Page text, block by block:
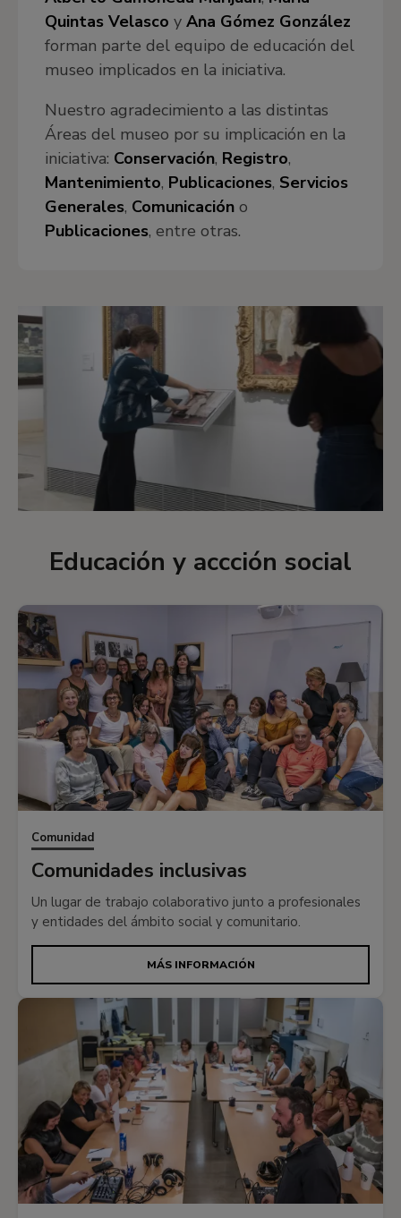
Quintas Velasco y Ana Gómez González
forman parte del equipo de educación del
museo implicados en la iniciativa.
Nuestro agradecimiento a las distintas
Áreas del museo por su implicación en la
iniciativa: Conservación, Registro,
Mantenimiento, Publicaciones, Servicios
Generales, Comunicación o
Publicaciones, entre otras.
Educación y accción social
Comunidad
Comunidades inclusivas
Un lugar de trabajo colaborativo junto a profesionales
y entidades del ámbito social y comunitario.
MÁS INFORMACIÓN